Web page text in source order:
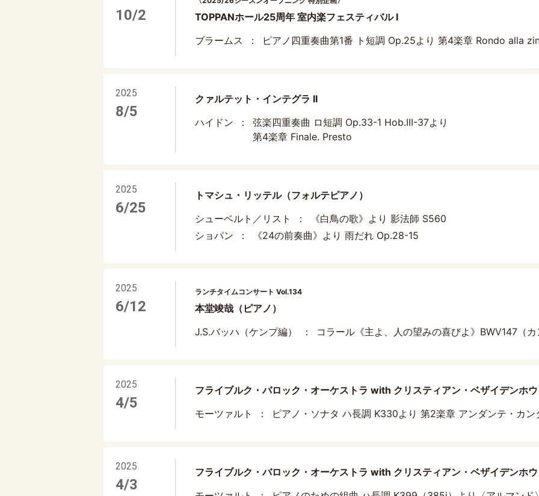
10/2
TOPPANホール25周年 室内楽フェスティバル I
ブラームス
ピアノ四重奏曲第1番 ト短調 Op.25より 第4楽章 Rondo alla
2025
8/5
クァルテット・インテグラ II
ハイドン
弦楽四重奏曲 ロ短調 Op.33-1 Hob.III-37より
第4楽章 Finale. Presto
2025
6/25
トマシュ・リッテル（フォルテピアノ）
シューベルト／リスト
《白鳥の歌》より 影法師 S560
ショパン
《24の前奏曲》より 雨だれ Op.28-15
2025
6/12
ランチタイムコンサート Vol.134
本堂竣哉（ピアノ）
J.S.バッハ（ケンプ編）
コラール《主よ、人の望みの喜びよ》BWV147（カ
2025
4/5
フライブルク・バロック・オーケストラ with クリスティアン・ベザイデンホ
モーツァルト
ピアノ・ソナタ ハ長調 K330より 第2楽章 アンダンテ・カン
2025
4/3
フライブルク・バロック・オーケストラ with クリスティアン・ベザイデンホ